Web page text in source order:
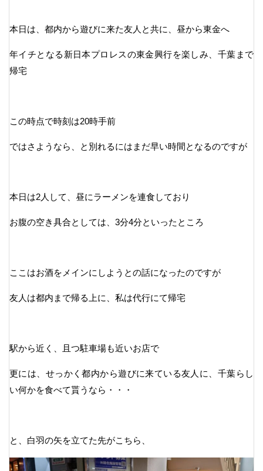
本日は、都内から遊びに来た友人と共に、昼から東金へ
年イチとなる新日本プロレスの東金興行を楽しみ、千葉まで
帰宅
この時点で時刻は20時手前
ではさようなら、と別れるにはまだ早い時間となるのですが
本日は2人して、昼にラーメンを連食しており
お腹の空き具合としては、3分4分といったところ
ここはお酒をメインにしようとの話になったのですが
友人は都内まで帰る上に、私は代行にて帰宅
駅から近く、且つ駐車場も近いお店で
更には、せっかく都内から遊びに来ている友人に、千葉らし
い何かを食べて貰うなら・・・
と、白羽の矢を立てた先がこちら、